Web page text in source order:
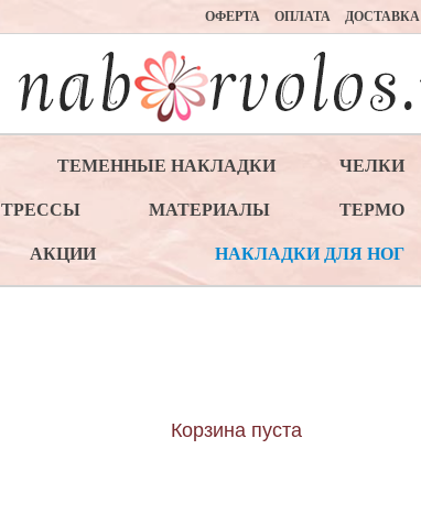
ОФЕРТА ОПЛАТА ДОСТАВКА
ТЕМЕННЫЕ НАКЛАДКИ ЧЕЛКИ
ТРЕССЫ МАТЕРИАЛЫ ТЕРМО
АКЦИИ НАКЛАДКИ ДЛЯ НОГ
Корзина пуста